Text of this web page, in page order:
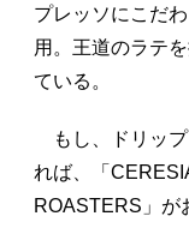
プレッソにこだ
用。王道のラテ
ている。
もし、ドリップ
れば、「
ROASTERS」が